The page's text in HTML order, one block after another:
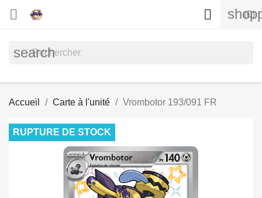
 (0)

search
Accueil Carte à l'unité Vrombotor 193/091 FR
RUPTURE DE STOCK